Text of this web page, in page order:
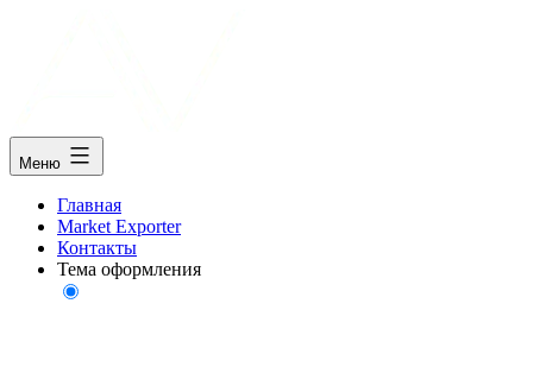
Меню
Главная
Market Exporter
Контакты
Тема оформления